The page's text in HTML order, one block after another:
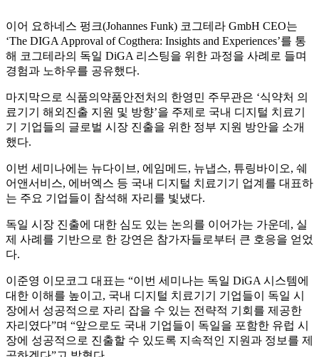
이어 요하네스 펑크(Johannes Funk) 코그테라 GmbH CEO는
‘The DIGA Approval of Cogthera: Insights and Experiences’를 통
해 코그테라의 독일 DiGA 리스팅을 위한 과정을 사례로 들며
경험과 노하우를 공유했다.
마지막으로 식품의약품안전처의 한영민 주무관은 ‘식약처 의
료기기 해외진출 지원 및 방향’을 주제로 국내 디지털 치료기
기 기업들의 글로벌 시장 진출을 위한 정부 지원 방안을 소개
했다.
이번 세미나에는 뉴다이브, 에임메드, 뉴냅스, 튜링바이오, 쉐
어앤서비스, 에버엑스 등 국내 디지털 치료기기 업계를 대표하
는 주요 기업들이 참석해 자리를 빛냈다.
독일 시장 진출에 대한 심도 있는 논의를 이어가는 가운데, 실
제 사례를 기반으로 한 강연은 참가자들로부터 큰 호응을 얻었
다.
이준영 이모코그 대표는 “이번 세미나는 독일 DiGA 시스템에
대한 이해를 높이고, 국내 디지털 치료기기 기업들이 독일 시
장에서 성공적으로 자리 잡을 수 있는 전략적 기회를 제공한
자리였다”며 “앞으로도 국내 기업들이 독일을 포함한 유럽 시
장에 성공적으로 진출할 수 있도록 지속적인 지원과 정보를 제